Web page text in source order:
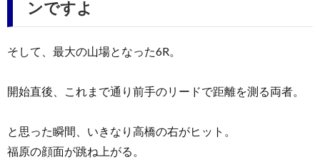
ンですよ
そして、最大の山場となった6R。
開始直後、これまで通り前手のリードで距離を測る両者。
と思った瞬間、いきなり高橋の右がヒット。
福原の顔面が跳ね上がる。